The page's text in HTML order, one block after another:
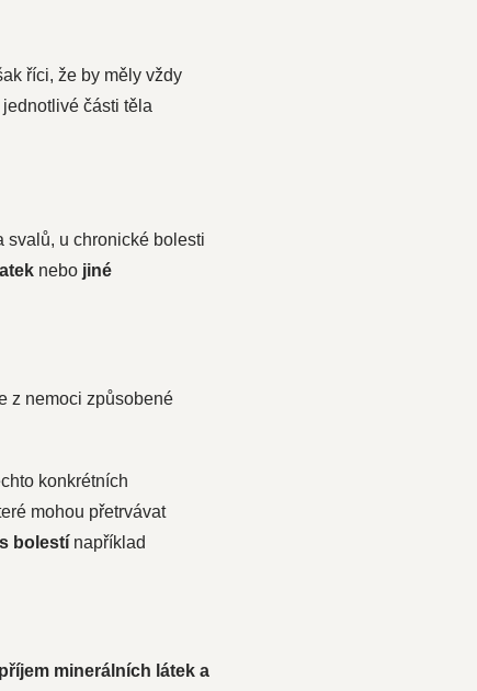
říci, že by měly vždy
jednotlivé části těla
svalů, u chronické bolesti
nebo jiné
z nemoci způsobené
konkrétních
mohou přetrvávat
bolestínapříklad
minerálních látek a